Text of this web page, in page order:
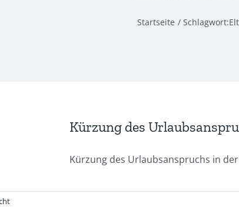
Startseite Schlagwort:
Kürzung des
Kürzung des Urlaubsanspruchs in